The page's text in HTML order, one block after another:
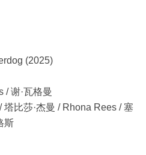
(2025)
/ 谢·瓦格曼
塔比莎·杰曼 / Rhona Rees / 塞
斯